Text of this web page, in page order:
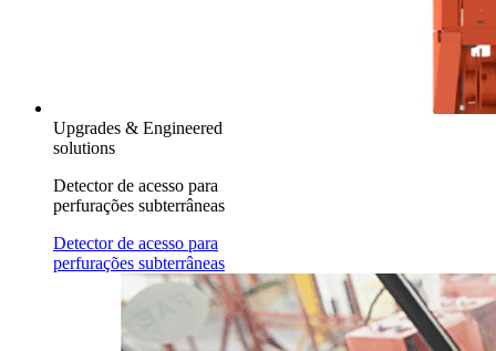
Upgrades & Engineered
solutions
Detector de acesso para
perfurações subterrâneas
Detector de acesso para
perfurações subterrâneas